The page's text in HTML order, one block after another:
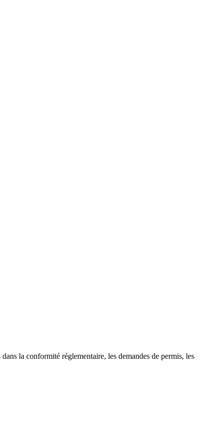
la conformité réglementaire, les demandes de permis, les